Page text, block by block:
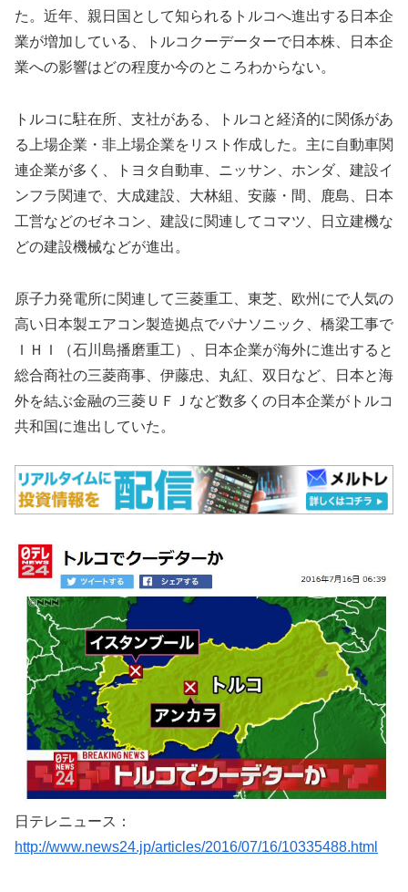
た。近年、親日国として知られるトルコへ進出する日本企
業が増加している、トルコクーデーターで日本株、日本企
業への影響はどの程度か今のところわからない。
トルコに駐在所、支社がある、トルコと経済的に関係があ
る上場企業・非上場企業をリスト作成した。主に自動車関
連企業が多く、トヨタ自動車、ニッサン、ホンダ、建設イ
ンフラ関連で、大成建設、大林組、安藤・間、鹿島、日本
工営などのゼネコン、建設に関連してコマツ、日立建機な
どの建設機械などが進出。
原子力発電所に関連して三菱重工、東芝、欧州にで人気の
高い日本製エアコン製造拠点でパナソニック、橋梁工事で
ＩＨＩ（石川島播磨重工）、日本企業が海外に進出すると
総合商社の三菱商事、伊藤忠、丸紅、双日など、日本と海
外を結ぶ金融の三菱ＵＦＪなど数多くの日本企業がトルコ
共和国に進出していた。
日テレニュース：
http://www.news24.jp/articles/2016/07/16/10335488.html